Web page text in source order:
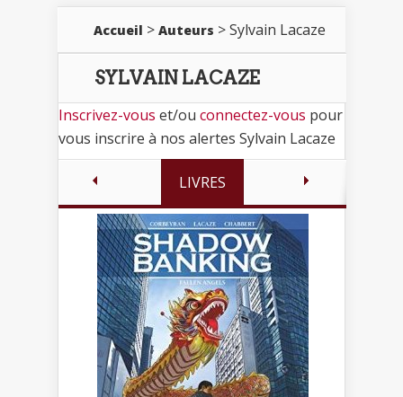
Accueil > Auteurs > Sylvain Lacaze
SYLVAIN LACAZE
Inscrivez-vous et/ou connectez-vous pour
vous inscrire à nos alertes Sylvain Lacaze
LIVRES